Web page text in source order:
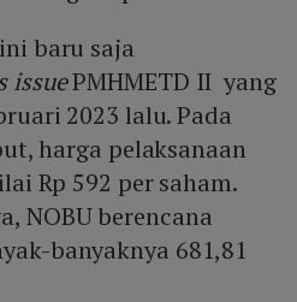
baru saja
issuePMHMETD II yang
2023 lalu. Pada
harga pelaksanaan
Rp 592 per saham.
NOBU berencana
banyaknya 681,81